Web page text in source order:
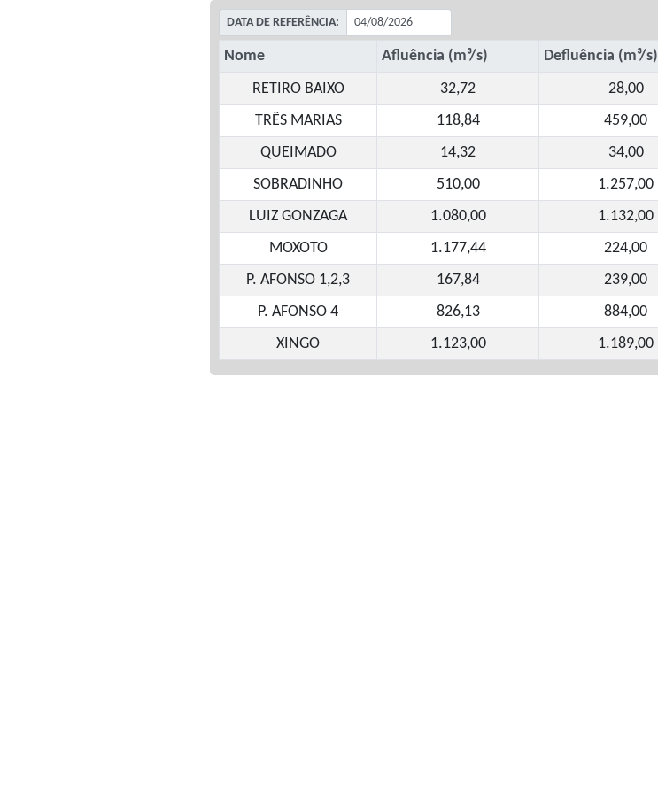
DATA DE REFERÊNCIA:
Nome Afluência (m³/s) Defluência (m³/s)
RETIRO BAIXO
32,72 28,00
TRÊS MARIAS
118,84 459,00
QUEIMADO
14,32 34,00
SOBRADINHO
510,00 1.257,00
LUIZ GONZAGA
1.080,00 1.132,00
MOXOTO
1.177,44 224,00
P. AFONSO 1,2,3
167,84 239,00
P. AFONSO 4
826,13 884,00
XINGO
1.123,00 1.189,00